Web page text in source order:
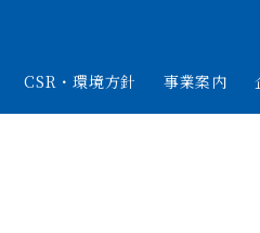
CSR・環境方針 事業案内